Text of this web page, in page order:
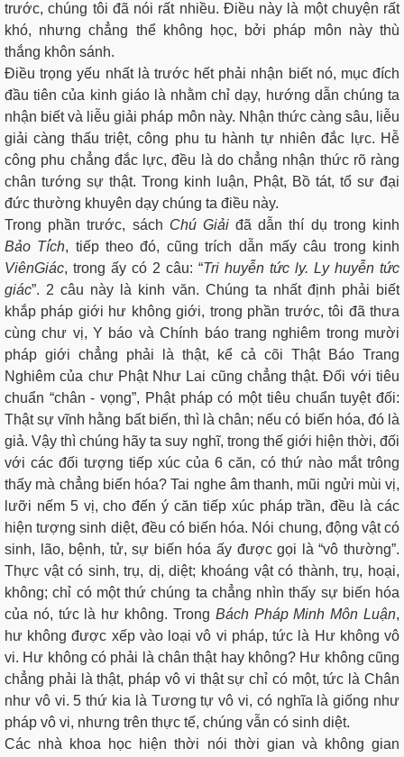
trước, chúng tôi đã nói rất nhiều. Điều này là một chuyện rất
khó, nhưng chẳng thể không học, bởi pháp môn này thù
thắng khôn sánh.
Điều trọng yếu nhất là trước hết phải nhận biết nó, mục đích
đầu tiên của kinh giáo là nhằm chỉ dạy, hướng dẫn chúng ta
nhận biết và liễu giải pháp môn này. Nhận thức càng sâu, liễu
giải càng thấu triệt, công phu tu hành tự nhiên đắc lực. Hễ
công phu chẳng đắc lực, đều là do chẳng nhận thức rõ ràng
chân tướng sự thật. Trong kinh luận, Phật, Bồ tát, tổ sư đại
đức thường khuyên dạy chúng ta điều này.
Trong phần trước, sách Chú Giảiđã dẫn thí dụ trong kinh
Bảo Tí́ch, tiếp theo đó, cũng trích dẫn mấy câu trong kinh
ViênGiác, trong ấy có 2 câu: “Tri huyễn tức ly. Ly huyễn tức
giác”. 2 câu này là kinh văn. Chúng ta nhất định phải biết
khắp pháp giới hư không giới, trong phần trước, tôi đã thưa
cùng chư vị, Y báo và Chính báo trang nghiêm trong mười
pháp giới chẳng phải là thật, kể cả cõi Thật Báo Trang
Nghiêm của chư Phật Như Lai cũng chẳng thật. Đối với tiêu
chuẩn “chân - vọng”, Phật pháp có một tiêu chuẩn tuyệt đối:
Thật sự vĩnh hằng bất biến, thì là chân; nếu có biến hóa, đó là
giả. Vậy thì chúng hãy ta suy nghĩ, trong thế giới hiện thời, đối
với các đối tượng tiếp xúc của 6 căn, có thứ nào mắt trông
thấy mà chẳng biến hóa? Tai nghe âm thanh, mũi ngửi mùi vị,
lưỡi nếm 5 vị, cho đến ý căn tiếp xúc pháp trần, đều là các
hiện tượng sinh diệt, đều có biến hóa. Nói chung, động vật có
sinh, lão, bệnh, tử, sự biến hóa ấy được gọi là “vô thường”.
Thực vật có sinh, trụ, dị, diệt; khoáng vật có thành, trụ, hoại,
không; chỉ có một thứ chúng ta chẳng nhìn thấy sự biến hóa
của nó, tức là hư không. Trong Bách PhápMinhMônLuận,
hư không được xếp vào loại vô vi pháp, tức là Hư không vô
vi. Hư không có phải là chân thật hay không? Hư không cũng
chẳng phải là thật, pháp vô vi thật sự chỉ có một, tức là Chân
như vô vi. 5 thứ kia là Tương tự vô vi, có nghĩa là giống như
pháp vô vi, nhưng trên thực tế, chúng vẫn có sinh diệt.
Các nhà khoa học hiện thời nói thời gian và không gian